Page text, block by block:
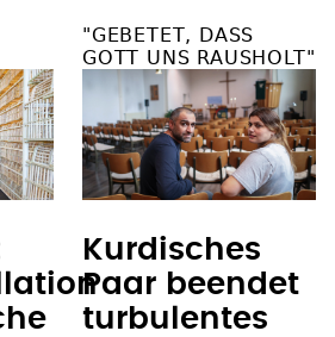
"GEBETET, DASS
GOTT UNS RAUSHOLT"
Kurdisches
Paar beendet
turbulentes